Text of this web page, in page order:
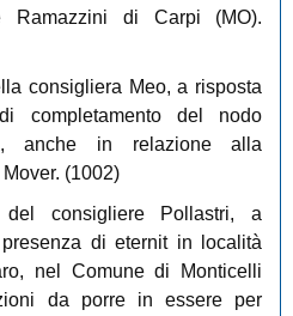
Ramazzini di Carpi (MO).
consigliera Meo, a risposta
completamento del nodo
anche in relazione alla
(1002)
consigliere Pollastri, a
di eternit in località
nel Comune di Monticelli
da porre in essere per